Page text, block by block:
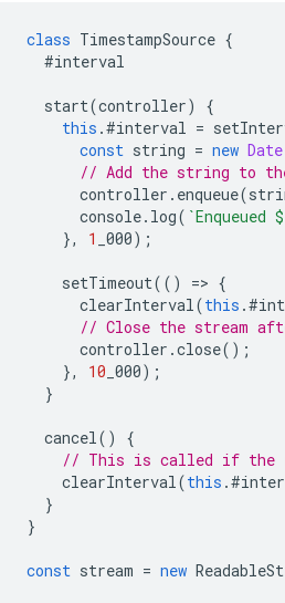
class TimestampSource {
#interval
start(controller)
{
this .#interval =
const string = new Date
// Add the string to
controller . enqueue(
console. log( `Enqueued
},
1 _000);
setTimeout(() => {
clearInterval(this .
// Close the stream
controller .close();
},
10 _000);
}
cancel()
{
// This is called if the
clearInterval(this .
}
}
const stream = new